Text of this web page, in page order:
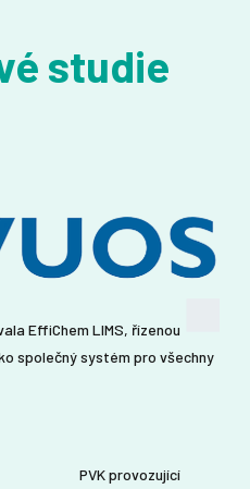
studie
EffiChem LIMS, řízenou
společný systém pro všechny
PVK provozující